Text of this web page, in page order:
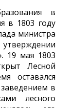
в
в 1803 году
министра
19 мая 1803
Лесной
оставался
в
лесного